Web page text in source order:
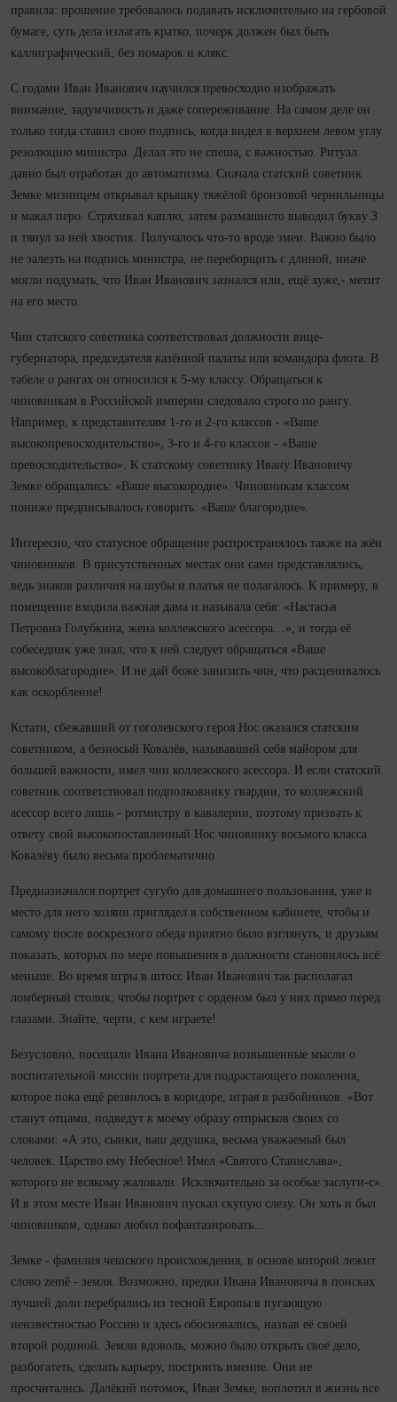
правила: прошение требовалось подавать исключительно на гербовой
бумаге, суть дела излагать кратко, почерк должен был быть
каллиграфический, без помарок и клякс.
С годами Иван Иванович научился превосходно изображать
внимание, задумчивость и даже сопереживание. На самом деле он
только тогда ставил свою подпись, когда видел в верхнем левом углу
резолюцию министра. Делал это не спеша, с важностью. Ритуал
давно был отработан до автоматизма. Сначала статский советник
Земке мизинцем открывал крышку тяжёлой бронзовой чернильницы
и макал перо. Стряхивал каплю, затем размашисто выводил букву З
и тянул за ней хвостик. Получалось что-то вроде змеи. Важно было
не залезть на подпись министра, не переборщить с длиной, иначе
могли подумать, что Иван Иванович зазнался или, ещё хуже,- метит
на его место.
Чин статского советника соответствовал должности вице-
губернатора, председателя казённой палаты или командора флота. В
табеле о рангах он относился к 5-му классу. Обращаться к
чиновникам в Российской империи следовало строго по рангу.
Например, к представителям 1-го и 2-го классов - «Ваше
высокопревосходительство», 3-го и 4-го классов - «Ваше
превосходительство». К статскому советнику Ивану Ивановичу
Земке обращались: «Ваше высокородие». Чиновникам классом
пониже предписывалось говорить: «Ваше благородие».
Интересно, что статусное обращение распространялось также на жён
чиновников. В присутственных местах они сами представлялись,
ведь знаков различия на шубы и платья не полагалось. К примеру, в
помещение входила важная дама и называла себя: «Настасья
Петровна Голубкина, жена коллежского асессора…», и тогда её
собеседник уже знал, что к ней следует обращаться «Ваше
высокоблагородие». И не дай боже занизить чин, что расценивалось
как оскорбление!
Кстати, сбежавший от гоголевского героя Нос оказался статским
советником, а безносый Ковалёв, называвший себя майором для
большей важности, имел чин коллежского асессора. И если статский
советник соответствовал подполковнику гвардии, то коллежский
асессор всего лишь - ротмистру в кавалерии, поэтому призвать к
ответу свой высокопоставленный Нос чиновнику восьмого класса
Ковалёву было весьма проблематично.
Предназначался портрет сугубо для домашнего пользования, уже и
место для него хозяин приглядел в собственном кабинете, чтобы и
самому после воскресного обеда приятно было взглянуть, и друзьям
показать, которых по мере повышения в должности становилось всё
меньше. Во время игры в штосс Иван Иванович так располагал
ломберный столик, чтобы портрет с орденом был у них прямо перед
глазами. Знайте, черти, с кем играете!
Безусловно, посещали Ивана Ивановича возвышенные мысли о
воспитательной миссии портрета для подрастающего поколения,
которое пока ещё резвилось в коридоре, играя в разбойников. «Вот
станут отцами, подведут к моему образу отпрысков своих со
словами: «А это, сынки, ваш дедушка, весьма уважаемый был
человек. Царство ему Небесное! Имел «Святого Станислава»,
которого не всякому жаловали. Исключительно за особые заслуги-с».
И в этом месте Иван Иванович пускал скупую слезу. Он хоть и был
чиновником, однако любил пофантазировать…
Земке - фамилия чешского происхождения, в основе которой лежит
слово země - земля. Возможно, предки Ивана Ивановича в поисках
лучшей доли перебрались из тесной Европы в пугающую
неизвестностью Россию и здесь обосновались, назвав её своей
второй родиной. Земли вдоволь, можно было открыть своё дело,
разбогатеть, сделать карьеру, построить имение. Они не
просчитались. Далёкий потомок, Иван Земке, воплотил в жизнь все